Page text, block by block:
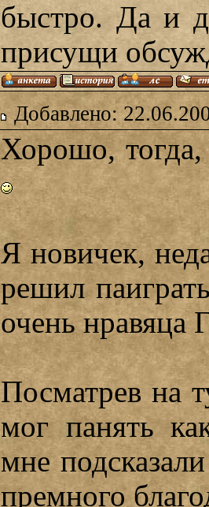
быстро. Да и
присущи
Добавлено:
Хорошо,
Я новичек,
решил
очень нравяца
Посматрев на
мог панять
мне
премного